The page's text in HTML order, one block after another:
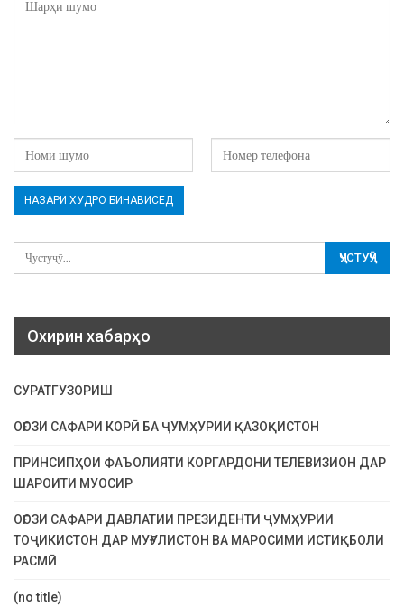
Охирин хабарҳо
СУРАТГУЗОРИШ
ОҒОЗИ САФАРИ КОРӢ БА ҶУМҲУРИИ ҚАЗОҚИСТОН
ПРИНСИПҲОИ ФАЪОЛИЯТИ КОРГАРДОНИ ТЕЛЕВИЗИОН ДАР
ШАРОИТИ МУОСИР
ОҒОЗИ САФАРИ ДАВЛАТИИ ПРЕЗИДЕНТИ ҶУМҲУРИИ
ТОҶИКИСТОН ДАР МУҒУЛИСТОН ВА МАРОСИМИ ИСТИҚБОЛИ
РАСМӢ
(no title)